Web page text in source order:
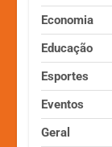
Economia
Educação
Esportes
Eventos
Geral